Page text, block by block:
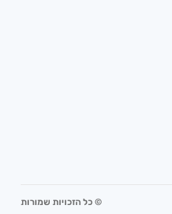
© כל הזכויות שמורות